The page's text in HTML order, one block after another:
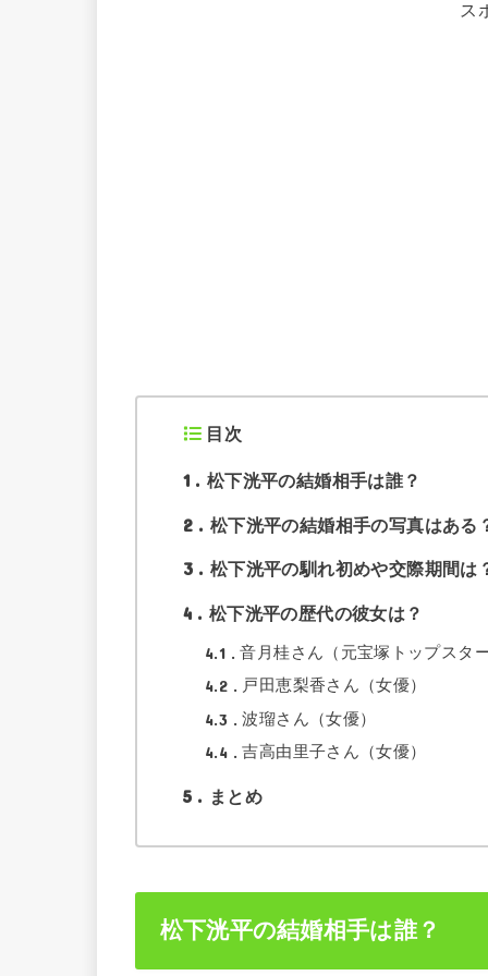
ス
目次
1 松下洸平の結婚相手は誰？
2 松下洸平の結婚相手の写真はある
3 松下洸平の馴れ初めや交際期間は
4 松下洸平の歴代の彼女は？
4.1 音月桂さん（元宝塚トップスター
4.2 戸田恵梨香さん（女優）
4.3 波瑠さん（女優）
4.4 吉高由里子さん（女優）
5 まとめ
松下洸平の結婚相手は誰？